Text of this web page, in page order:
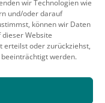
wir Technologien wie
und/oder darauf
können wir Daten
Website
erteilst oder zurückziehst,
werden.